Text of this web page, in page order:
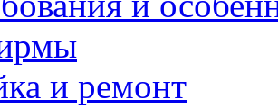
и ремонт